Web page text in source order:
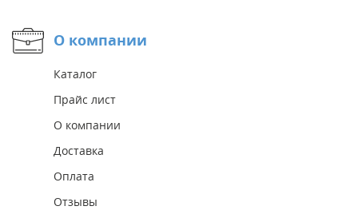
О компании
Каталог
Прайс лист
О компании
Доставка
Оплата
Отзывы